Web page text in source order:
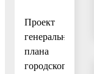
Проект
генерального
плана
городского